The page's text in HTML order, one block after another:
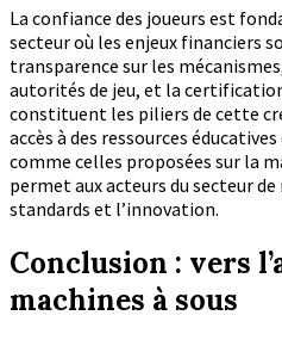
La confiance des joueurs est
secteur où les enjeux financiers
transparence sur les
autorités de jeu, et la
constituent les piliers de cette
accès à des ressources
comme celles proposées sur la
permet aux acteurs du secteur
standards et l’innovation.
Conclusion : vers
machines à sous